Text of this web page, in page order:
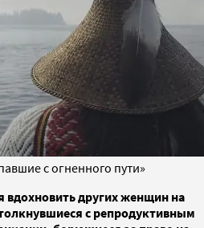
с огненного пути»
вдохновить других женщин на
с репродуктивным